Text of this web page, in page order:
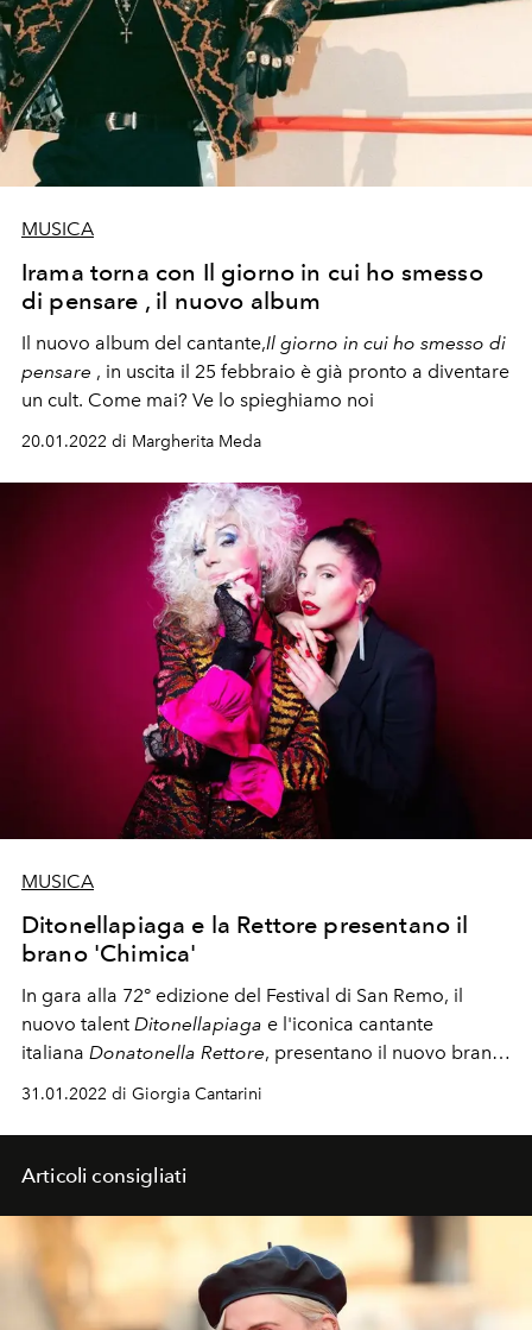
MUSICA
Irama torna con Il giorno in cui ho smesso
di pensare , il nuovo album
Il nuovo album del cantante,Il giorno in cui ho smesso di
pensare , in uscita il 25 febbraio è già pronto a diventare
un cult. Come mai? Ve lo spieghiamo noi
20.01.2022 di Margherita Meda
MUSICA
Ditonellapiaga e la Rettore presentano il
brano 'Chimica'
In gara alla 72° edizione del Festival di San Remo, il
nuovo talent Ditonellapiaga e l'iconica cantante
italiana Donatonella Rettore, presentano il nuovo brano
degli anni '80. Sul palco di Sanremo Ditonellapiaga
vestePhilosophy di Lorenzo Serafini
31.01.2022 di Giorgia Cantarini
Articoli consigliati